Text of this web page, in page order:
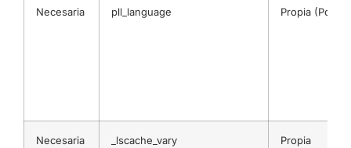
Necesaria pll_language Propia
Necesaria _lscache_vary
Propia